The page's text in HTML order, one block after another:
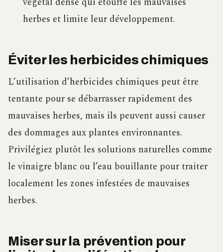
herbes et limite leur développement.
Éviter les herbicides chimiques
L’utilisation d’herbicides chimiques peut être
tentante pour se débarrasser rapidement des
mauvaises herbes, mais ils peuvent aussi causer
des dommages aux plantes environnantes.
Privilégiez plutôt les solutions naturelles comme
le vinaigre blanc ou l’eau bouillante pour traiter
localement les zones infestées de mauvaises
herbes.
Miser sur la prévention pour